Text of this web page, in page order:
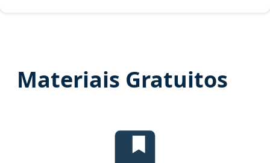
Materiais Gratuitos
Temas mais cobrados, material